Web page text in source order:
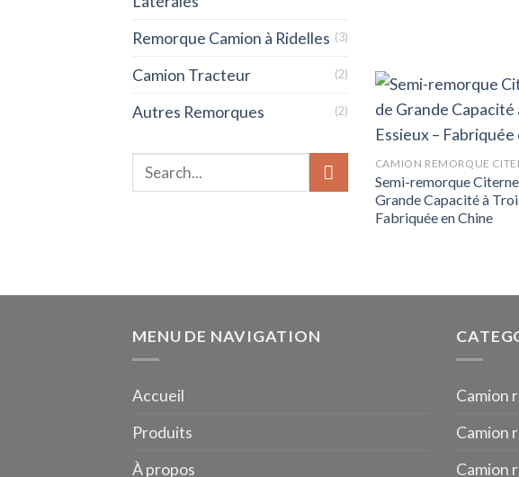
Remorque Camion à Ridelles (3)
Camion Tracteur (2)
Autres Remorques (2)
CAMION REMORQUE
Semi-remorque
Grande Capacité à
Fabriquée en Chine
MENU DE NAVIGATION
Accueil
Produits
À propos
Camion
Camion
Camion